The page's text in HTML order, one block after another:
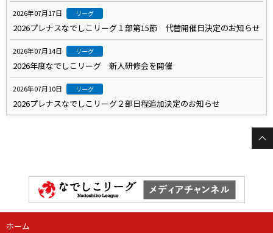
2026年07月17日 リーグ
2026プレナスなでしこリーグ１部第15節 代替開催日決定のお知らせ
2026年07月14日 リーグ
2026年度なでしこリーグ 新人研修会を開催
2026年07月10日 リーグ
2026プレナスなでしこリーグ２部日程追加決定のお知らせ
ホーム